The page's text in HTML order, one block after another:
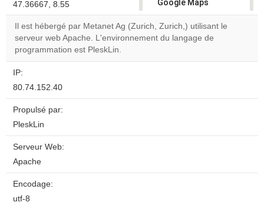
47.36667, 8.55
Google Maps
correctly.
Do you
Il est hébergé par Metanet Ag (Zurich, Zurich,) utilisant le
serveur web Apache. L'environnement du langage de
programmation est PleskLin.
IP:
80.74.152.40
Propulsé par:
PleskLin
Serveur Web:
Apache
Encodage:
utf-8